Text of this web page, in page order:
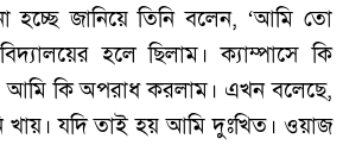
হচ্ছে জানিয়ে তিনি বলেন, ‘আমি তো
হলে ছিলাম। ক্যাম্পাসে কি
আমি কি অপরাধ করলাম। এখন বলেছে,
যদি তাই হয় আমি দুঃখিত। ওয়াজ